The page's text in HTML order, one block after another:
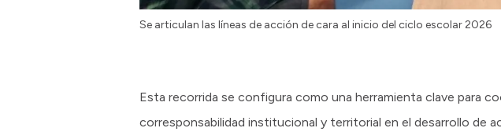
Se articulan las líneas de acción de cara al inicio del ciclo escolar 2026
Esta recorrida se configura como una herramienta clave para
corresponsabilidad institucional y territorial en el desarrollo de